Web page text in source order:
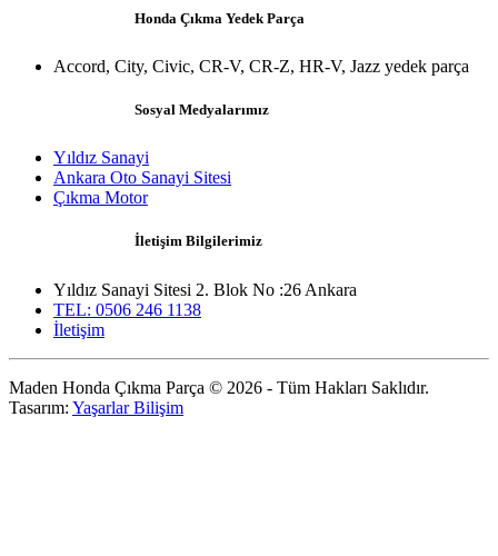
Honda Çıkma Yedek Parça
Accord, City, Civic, CR-V, CR-Z, HR-V, Jazz yedek parça
Sosyal Medyalarımız
Yıldız Sanayi
Ankara Oto Sanayi Sitesi
Çıkma Motor
İletişim Bilgilerimiz
Yıldız Sanayi Sitesi 2. Blok No :26 Ankara
TEL: 0506 246 1138
İletişim
Maden Honda Çıkma Parça © 2026 - Tüm Hakları Saklıdır.
Tasarım: Yaşarlar Bilişim